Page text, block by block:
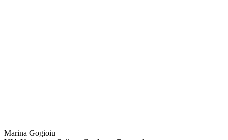
Marina Gogioiu